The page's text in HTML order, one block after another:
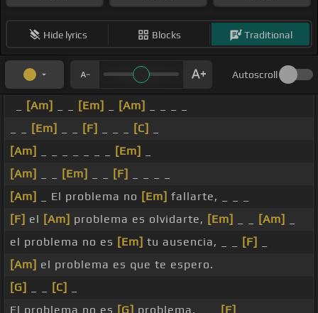
Hide lyrics Blocks Traditional
Autoscroll
[Am] [Em] [Am]
[Em] [F] [C]
[Am]
[Em]
[Am]
[Em] [F]
[Am]
_ El problema no [Em] fallarte, _ _ _
[F] el [Am] problema es olvidarte, [Em] [Am]
el problema no es [Em] tu ausencia, _ _ [F]
[Am] el problema es que te espero.
[G]
[C]
El problema no es [G] problema, _ _ [F]